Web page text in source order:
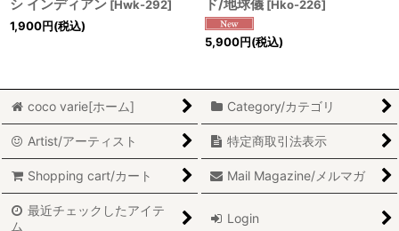
シ インディアン [Hwk-292]
1,900円(税込)
ド/地球儀 [Hko-226]
5,900円(税込)
coco varie[ホーム] Category/カテゴリ
Artist/アーティスト 特定商取引法表示
Shopping cart/カート Mail Magazine/メルマガ
最近チェックしたアイテ
ム
Login